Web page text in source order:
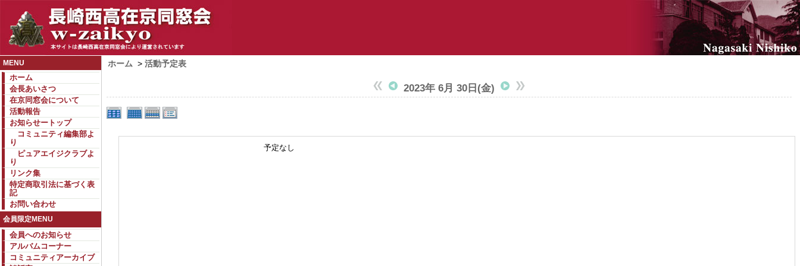
MENU
ホーム
会長あいさつ
在京同窓会について
活動報告
お知らせートップ
コミュニティ編集部よ
り
ピュアエイジクラブよ
り
リンク集
特定商取引法に基づく表
記
お問い合わせ
会員限定MENU
会員へのお知らせ
アルバムコーナー
コミュニティアーカイブ
ホーム > 活動予定表
2023年 6月 30日 (金)
予定なし